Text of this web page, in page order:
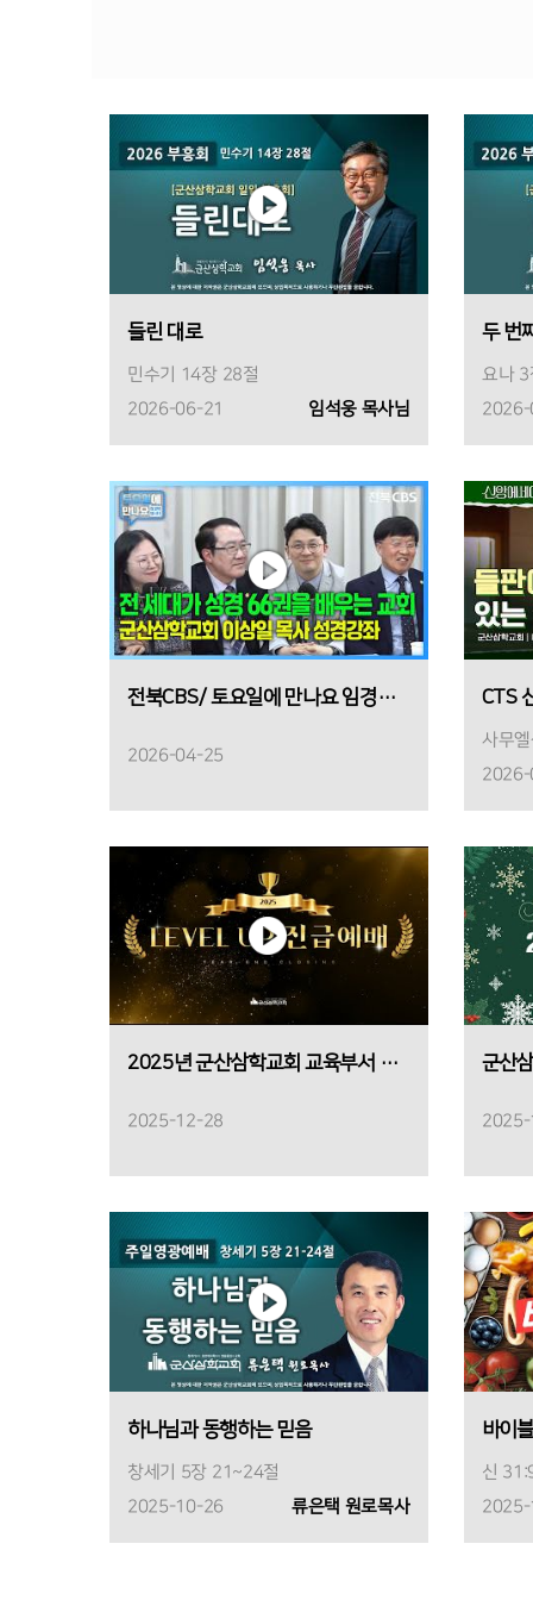
들린 대로
민수기 14장 28절
2026-06-21
임석웅 목사님
두 번
요나
전북CBS/ 토요일에 만나요 임경희입니다
2026-04-25
사무
2025년 군산삼학교회 교육부서 진급식
2025-12-28
군산
하나님과 동행하는 믿음
창세기 5장 21~24절
2025-10-26
류은택 원로목사
바이
신